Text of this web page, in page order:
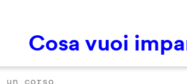
Cosa vuoi